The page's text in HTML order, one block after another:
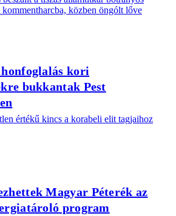
kommentharcba, közben öngólt lőve
honfoglalás kori
bukkantak Pest
értékű kincs a korabeli elit tagjaihoz
Magyar Péterék az
program